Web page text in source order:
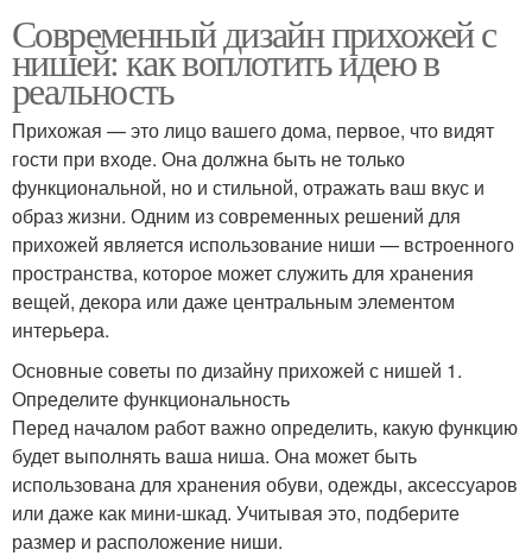
Современный дизайн прихожей с
нишей: как воплотить идею в
реальность
Прихожая — это лицо вашего дома, первое, что видят
гости при входе. Она должна быть не только
функциональной, но и стильной, отражать ваш вкус и
образ жизни. Одним из современных решений для
прихожей является использование ниши — встроенного
пространства, которое может служить для хранения
вещей, декора или даже центральным элементом
интерьера.
Основные советы по дизайну прихожей с нишей 1.
Определите функциональность
Перед началом работ важно определить, какую функцию
будет выполнять ваша ниша. Она может быть
использована для хранения обуви, одежды, аксессуаров
или даже как мини-шкад. Учитывая это, подберите
размер и расположение ниши.